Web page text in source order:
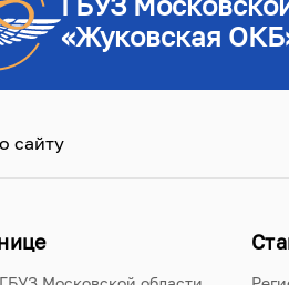
«Жуковская
сайту